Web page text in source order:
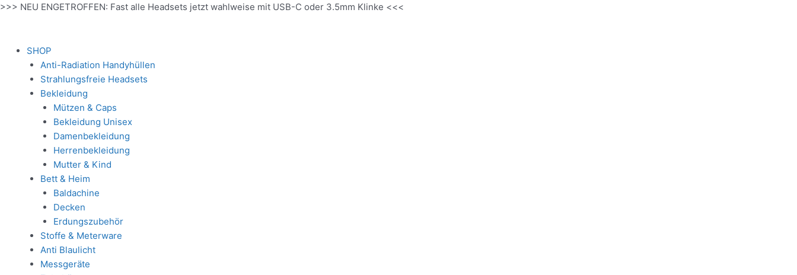
Zum
>>> NEU ENGETROFFEN: Fast alle Headsets jetzt wahlweise mit USB-C oder 3.5mm Klinke <<<
SHOP
Anti-Radiation Handyhüllen
Strahlungsfreie Headsets
Bekleidung
Mützen & Caps
Bekleidung Unisex
Damenbekleidung
Herrenbekleidung
Mutter & Kind
Bett & Heim
Baldachine
Decken
Erdungszubehör
Stoffe & Meterware
Anti Blaulicht
Messgeräte